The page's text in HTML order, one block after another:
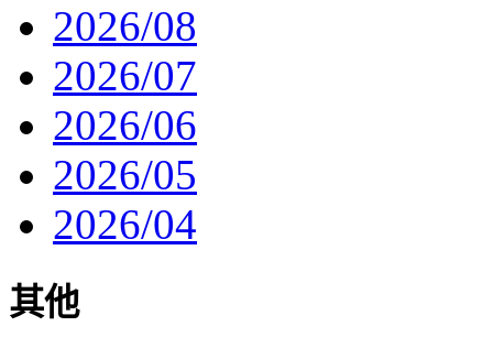
2026/08
2026/07
2026/06
2026/05
2026/04
其他